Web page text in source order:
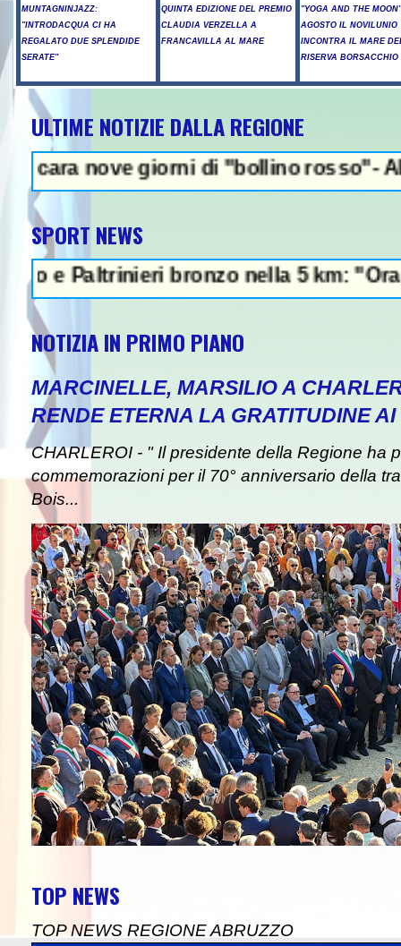
MUNTAGNINJAZZ:
"INTRODACQUA CI HA
REGALATO DUE SPLENDIDE
SERATE"
QUINTA EDIZIONE DEL PREMIO
CLAUDIA VERZELLA A
FRANCAVILLA AL MARE
"YOGA AND THE
AGOSTO IL NOVILUNIO
INCONTRA IL MARE
RISERVA BORSACCHIO
ULTIME NOTIZIE DALLA REGIONE
giorni di "bollino rosso"-
SPORT NEWS
bronzo nella 5 km: "Ora ci
NOTIZIA IN PRIMO PIANO
MARCINELLE, MARSILIO A
RENDE ETERNA LA GRATITUDINE
CHARLEROI - " Il presidente della Regione ha
commemorazioni per il 70° anniversario della
Bois...
TOP NEWS
TOP NEWS REGIONE ABRUZZO
NEWS IN